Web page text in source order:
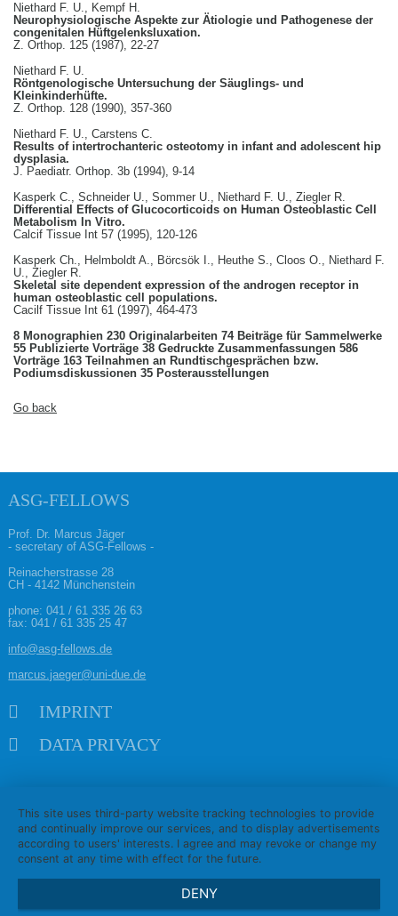
Niethard F. U., Kempf H.
Neurophysiologische Aspekte zur Ätiologie und Pathogenese der
congenitalen Hüftgelenksluxation.
Z. Orthop. 125 (1987), 22-27
Niethard F. U.
Röntgenologische Untersuchung der Säuglings- und
Kleinkinderhüfte.
Z. Orthop. 128 (1990), 357-360
Niethard F. U., Carstens C.
Results of intertrochanteric osteotomy in infant and adolescent hip
dysplasia.
J. Paediatr. Orthop. 3b (1994), 9-14
Kasperk C., Schneider U., Sommer U., Niethard F. U., Ziegler R.
Differential Effects of Glucocorticoids on Human Osteoblastic Cell
Metabolism In Vitro.
Calcif Tissue Int 57 (1995), 120-126
Kasperk Ch., Helmboldt A., Börcsök I., Heuthe S., Cloos O., Niethard F.
U., Ziegler R.
Skeletal site dependent expression of the androgen receptor in
human osteoblastic cell populations.
Cacilf Tissue Int 61 (1997), 464-473
8 Monographien 230 Originalarbeiten 74 Beiträge für Sammelwerke
55 Publizierte Vorträge 38 Gedruckte Zusammenfassungen 586
Vorträge 163 Teilnahmen an Rundtischgesprächen bzw.
Podiumsdiskussionen 35 Posterausstellungen
Go back
ASG-FELLOWS
Prof. Dr. Marcus Jäger
- secretary of ASG-Fellows -
Reinacherstrasse 28
CH - 4142 Münchenstein
phone:041 / 61 335 26 63
fax: 041 / 61 335 25 47
info@asg-fellows.de
marcus.jaeger@uni-due.de
IMPRINT
DATA PRIVACY
This site uses third-party website tracking technologies to provide
and continually improve our services, and to display advertisements
according to users' interests. I agree and may revoke or change my
consent at any time with effect for the future.
DENY